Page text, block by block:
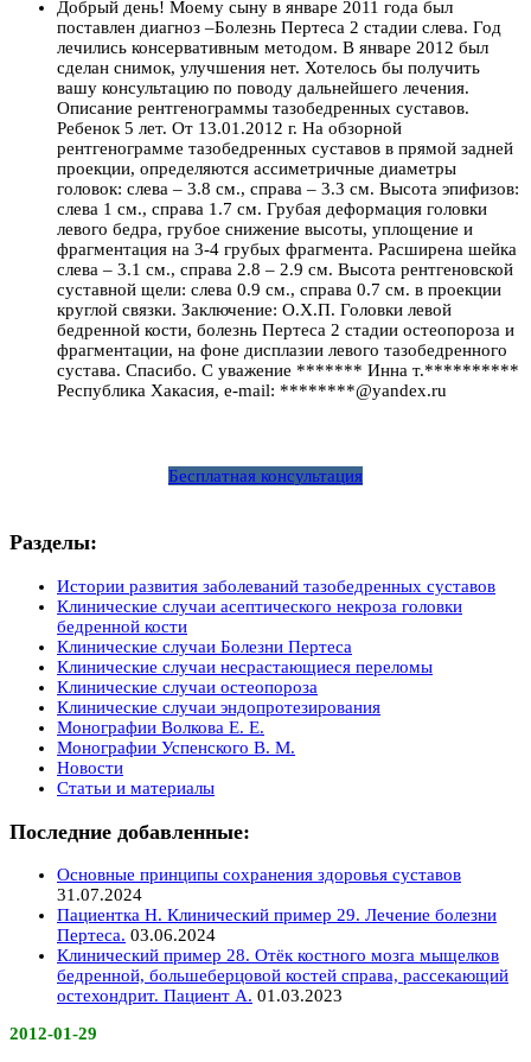
Добрый день! Моему сыну в январе 2011 года был
поставлен диагноз –Болезнь Пертеса 2 стадии слева. Год
лечились консервативным методом. В январе 2012 был
сделан снимок, улучшения нет. Хотелось бы получить
вашу консультацию по поводу дальнейшего лечения.
Описание рентгенограммы тазобедренных суставов.
Ребенок 5 лет. От 13.01.2012 г. На обзорной
рентгенограмме тазобедренных суставов в прямой задней
проекции, определяются ассиметричные диаметры
головок: слева – 3.8 см., справа – 3.3 см. Высота эпифизов:
слева 1 см., справа 1.7 см. Грубая деформация головки
левого бедра, грубое снижение высоты, уплощение и
фрагментация на 3-4 грубых фрагмента. Расширена шейка
слева – 3.1 см., справа 2.8 – 2.9 см. Высота рентгеновской
суставной щели: слева 0.9 см., справа 0.7 см. в проекции
круглой связки. Заключение: О.Х.П. Головки левой
бедренной кости, болезнь Пертеса 2 стадии остеопороза и
фрагментации, на фоне дисплазии левого тазобедренного
сустава. Спасибо. С уважение ******* Инна т.**********
Республика Хакасия, e-mail: ********@yandex.ru
Бесплатная консультация
Разделы:
Истории развития заболеваний тазобедренных суставов
Клинические случаи асептического некроза головки
бедренной кости
Клинические случаи Болезни Пертеса
Клинические случаи несрастающиеся переломы
Клинические случаи остеопороза
Клинические случаи эндопротезирования
Монографии Волкова Е. Е.
Монографии Успенского В. М.
Новости
Статьи и материалы
Последние добавленные:
Основные принципы сохранения здоровья суставов
31.07.2024
Пациентка Н. Клинический пример 29. Лечение болезни
Пертеса. 03.06.2024
Клинический пример 28. Отёк костного мозга мыщелков
бедренной, большеберцовой костей справа, рассекающий
остехондрит. Пациент А. 01.03.2023
2012-01-29